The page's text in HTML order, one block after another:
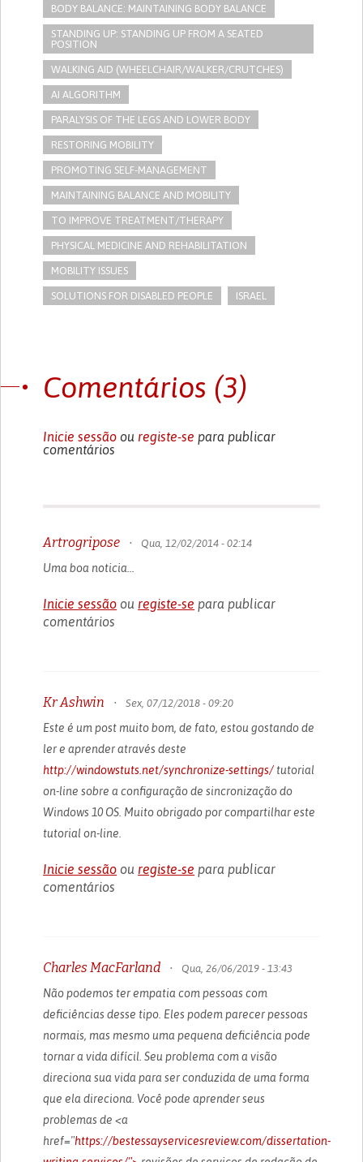
BODY BALANCE: MAINTAINING BODY BALANCE
STANDING UP: STANDING UP FROM A SEATED
POSITION
WALKING AID (WHEELCHAIR/WALKER/CRUTCHES)
AI ALGORITHM
PARALYSIS OF THE LEGS AND LOWER BODY
RESTORING MOBILITY
PROMOTING SELF-MANAGEMENT
MAINTAINING BALANCE AND MOBILITY
TO IMPROVE TREATMENT/THERAPY
PHYSICAL MEDICINE AND REHABILITATION
MOBILITY ISSUES
SOLUTIONS FOR DISABLED PEOPLE ISRAEL
Comentários (3)
Inicie sessão ou registe-se para publicar
comentários
Artrogripose • Qua, 12/02/2014 - 02:14
Uma boa noticia...
Inicie sessão ou registe-se para publicar
comentários
Kr Ashwin • Sex, 07/12/2018 - 09:20
Este é um post muito bom, de fato, estou gostando de
ler e aprender através deste
http://windowstuts.net/synchronize-settings/ tutorial
on-line sobre a configuração de sincronização do
Windows 10 OS. Muito obrigado por compartilhar este
tutorial on-line.
Inicie sessão ou registe-se para publicar
comentários
Charles MacFarland • Qua, 26/06/2019 - 13:43
Não podemos ter empatia com pessoas com
deficiências desse tipo. Eles podem parecer pessoas
normais, mas mesmo uma pequena deficiência pode
tornar a vida difícil. Seu problema com a visão
direciona sua vida para ser conduzida de uma forma
que ela direciona. Você pode aprender seus
problemas de <a
href="https://bestessayservicesreview.com/dissertation-